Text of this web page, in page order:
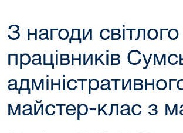
З нагоди
працівників
майстер-клас з